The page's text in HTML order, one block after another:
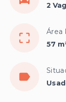
2
Área
57